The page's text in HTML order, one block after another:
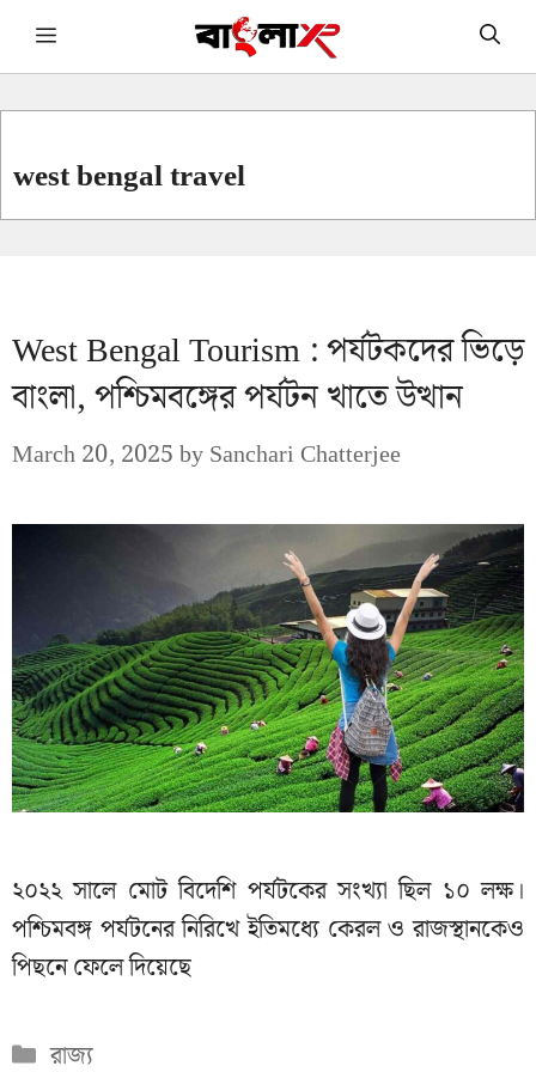
Skip Menu
west bengal travel
West Bengal Tourism : পর্যটকদের ভিড়ে
বাংলা, পশ্চিমবঙ্গের পর্যটন খাতে উত্থান
March 20, 2025bySanchari Chatterjee
২০২২ সালে মোট বিদেশি পর্যটকের সংখ্যা ছিল ১০ লক্ষ।
পশ্চিমবঙ্গ পর্যটনের নিরিখে ইতিমধ্যে কেরল ও রাজস্থানকেও
পিছনে ফেলে দিয়েছে
Categories
রাজ্য